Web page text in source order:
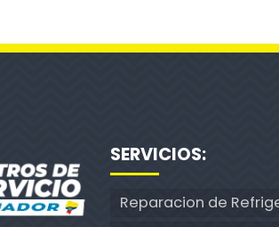
SERVICIOS:
Reparacion de